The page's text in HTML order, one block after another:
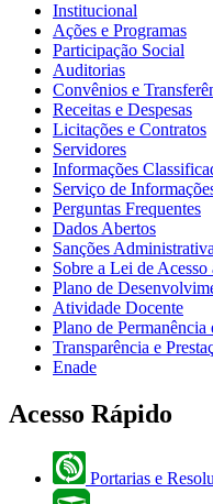
Institucional
Ações e Programas
Participação Social
Auditorias
Convênios e
Receitas e Despesas
Licitações e Contratos
Servidores
Informações
Serviço de
Perguntas Frequentes
Dados Abertos
Sanções
Sobre a Lei de
Plano de
Atividade Docente
Plano de Permanência
Transparência e
Enade
Acesso Rápido
Portarias e